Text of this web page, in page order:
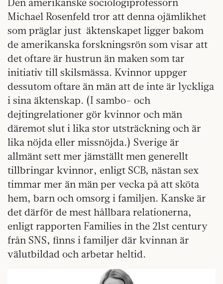
Michael Rosenfeld tror att denna ojämlikhet
som präglar just äktenskapet ligger bakom
de amerikanska forskningsrön som visar att
det oftare är hustrun än maken som tar
initiativ till skilsmässa. Kvinnor uppger
dessutom oftare än män att de inte är lyckliga
i sina äktenskap. (I sambo- och
dejtingrelationer gör kvinnor och män
däremot slut i lika stor utsträckning och är
lika nöjda eller missnöjda.) Sverige är
allmänt sett mer jämställt men generellt
tillbringar kvinnor, enligt SCB, nästan sex
timmar mer än män per vecka på att sköta
hem, barn och omsorg i familjen. Kanske är
det därför de mest hållbara relationerna,
enligt rapporten Families in the 21st century
från SNS, finns i familjer där kvinnan är
välutbildad och arbetar heltid.